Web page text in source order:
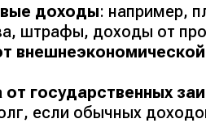
доходы: например,
штрафы, доходы от
от государственных
если обычных